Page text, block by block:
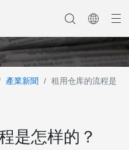
產業新聞 / 租用仓库的流程是
是怎样的？